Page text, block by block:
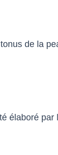
de la
élaboré